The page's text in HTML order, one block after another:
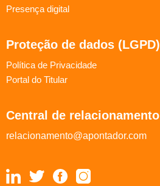
Presença digital
Proteção de dados (LGPD)
Política de Privacidade
Portal do Titular
Central de relacionamento
relacionamento@apontador.com